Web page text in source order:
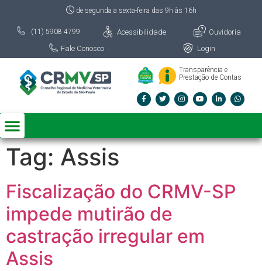
de segunda a sexta-feira das 9h às 16h
(11) 5908 4799 Acessibilidade
Ouvidoria
Fale Conosco
Login
Transparência e
Prestação de Contas
Tag: Assis
Fiscalização do CRMV-SP
impede mutirão de
castração irregular em
Assis